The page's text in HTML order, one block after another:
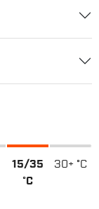
15/35
°C
30+ °C